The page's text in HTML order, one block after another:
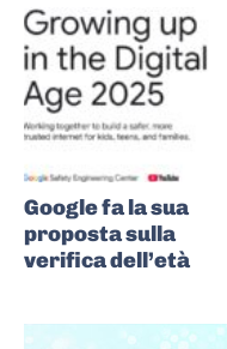
Google fa la sua
proposta sulla
verifica dell’età